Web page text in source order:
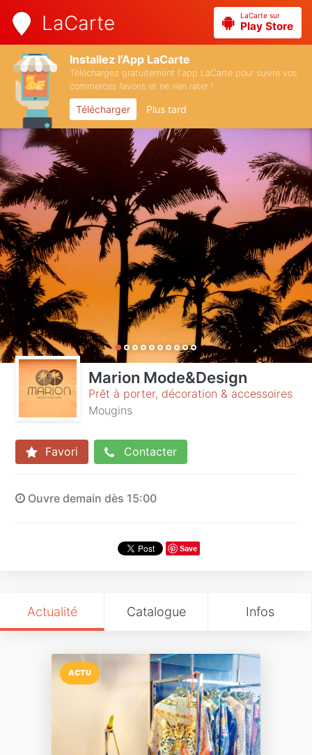
LaCarte LaCarte sur
Play Store
Installez l'App LaCarte
Téléchargez gratuitement l'app LaCarte pour suivre vos
commerces favoris et ne rien rater !
Télécharger Plus tard
Marion Mode&Design
Prêt à porter, décoration & accessoires
Mougins
Favori Contacter
Ouvre demain dès 15:00
Save
Actualité Catalogue Infos
ACTU